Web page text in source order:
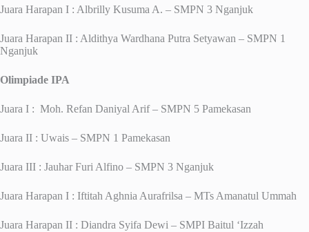
Juara Harapan I : Albrilly Kusuma A. – SMPN 3 Nganjuk
Juara Harapan II : Aldithya Wardhana Putra Setyawan – SMPN 1
Nganjuk
Olimpiade IPA
Juara I : Moh. Refan Daniyal Arif – SMPN 5 Pamekasan
Juara II : Uwais – SMPN 1 Pamekasan
Juara III : Jauhar Furi Alfino – SMPN 3 Nganjuk
Juara Harapan I : Iftitah Aghnia Aurafrilsa – MTs Amanatul Ummah
Juara Harapan II : Diandra Syifa Dewi – SMPI Baitul ‘Izzah